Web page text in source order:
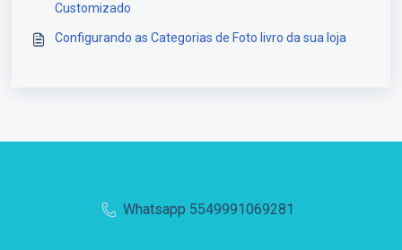
Customizado
Configurando as Categorias de Foto livro da sua loja
Whatsapp 5549991069281